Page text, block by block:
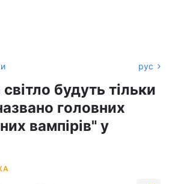
рус
будуть тільки
головних
вампірів" у